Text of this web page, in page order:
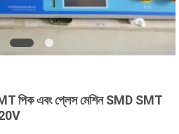
পিক এবং প্লেস মেশিন SMD SMT